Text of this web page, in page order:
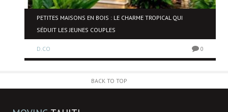
PETITES MAISONS EN BOIS : LE CHARME TROPICAL QUI
SÉDUIT LES JEUNES COUPLES
D.CO 0
BACK TO TOP